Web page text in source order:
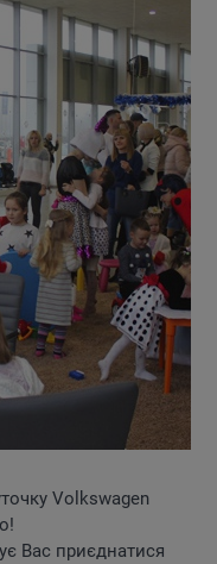
Volkswagen
Вас приєднатися